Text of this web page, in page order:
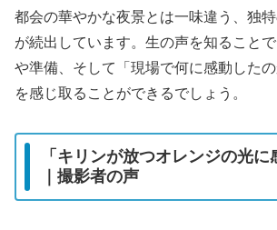
都会の華やかな夜景とは一味違う、独
が続出しています。生の声を知ること
や準備、そして「現場で何に感動した
を感じ取ることができるでしょう。
「キリンが放つオレンジの光に
｜撮影者の声